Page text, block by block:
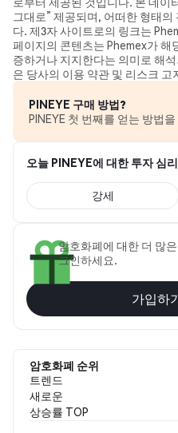
그대로” 제공되며, 어떠한 형태
다. 제3자 사이트로의 링크는
페이지의 콘텐츠는 Phemex가 해
증하거나 지지한다는 의미로 해
은 당사의 이용 약관 및 리스크 고
PINEYE 구매 방법?
PINEYE 첫 번째를 얻는 방법
오늘 PINEYE에 대한 투자 심
강세
암호화폐에 대한 더 많
그인하세요.
가입하
암호화폐 순위
트렌드
새로운
상승률 TOP